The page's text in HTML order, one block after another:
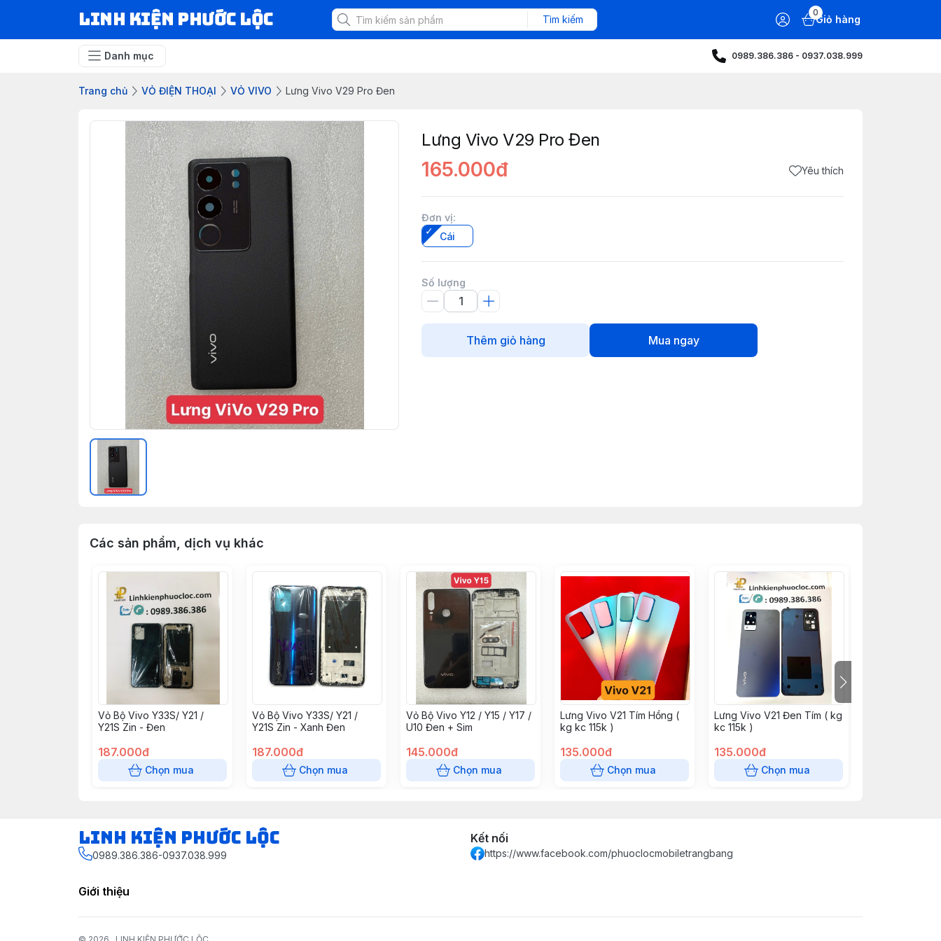
LINH KIỆN PHƯỚC LỘC Tìm kiếm
0
Giỏ hàng
Danh mục 0989.386.386 - 0937.038.999
Trang chủ VỎ ĐIỆN THOẠI VỎ VIVO Lưng Vivo V29 Pro Đen
Lưng Vivo V29 Pro Đen
165.000đ Yêu thích
Đơn vị:
Cái
Số lượng
Thêm giỏ hàng Mua ngay
Các sản phẩm, dịch vụ khác
Vỏ Bộ Vivo Y33S/ Y21 /
Y21S Zin - Đen
187.000đ
Chọn mua
Vỏ Bộ Vivo Y33S/ Y21 /
Y21S Zin - Xanh Đen
187.000đ
Chọn mua
Vỏ Bộ Vivo Y12 / Y15 / Y17 /
U10 Đen + Sim
145.000đ
Chọn mua
Lưng Vivo V21 Tím Hồng (
kg kc 115k )
135.000đ
Chọn mua
Lưng Vivo V21 Đen Tím ( kg
kc 115k )
135.000đ
Chọn mua
LINH KIỆN PHƯỚC LỘC
0989.386.386-0937.038.999
Kết nối
https://www.facebook.com/phuoclocmobiletrangbang
Giới thiệu